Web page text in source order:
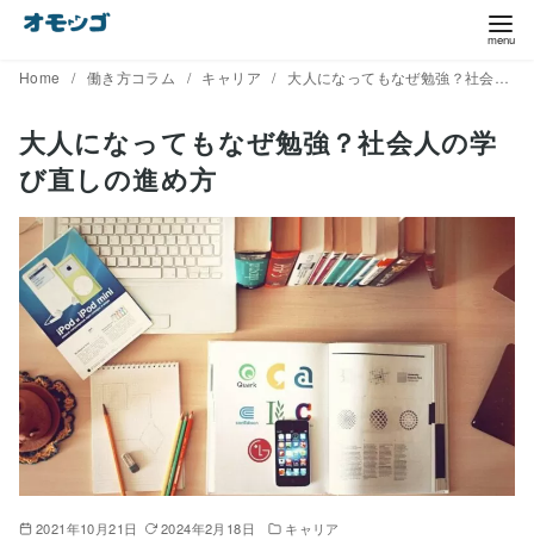
Home 働き方コラム キャリア 大人になってもなぜ勉強？社会人の学び直しの進め方
大人になってもなぜ勉強？社会人の学
び直しの進め方
2021年10月21日 2024年2月18日 キャリア